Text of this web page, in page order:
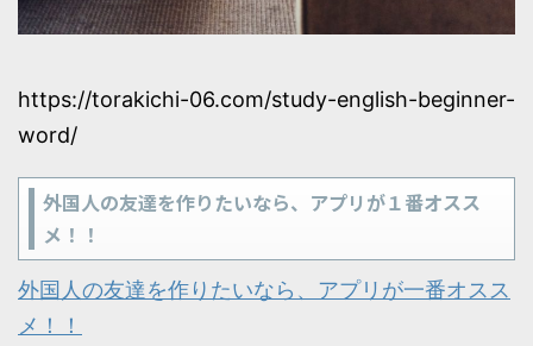
https://torakichi-06.com/study-english-beginner-
word/
外国人の友達を作りたいなら、アプリが１番オスス
メ！！
外国人の友達を作りたいなら、アプリが一番オスス
メ！！